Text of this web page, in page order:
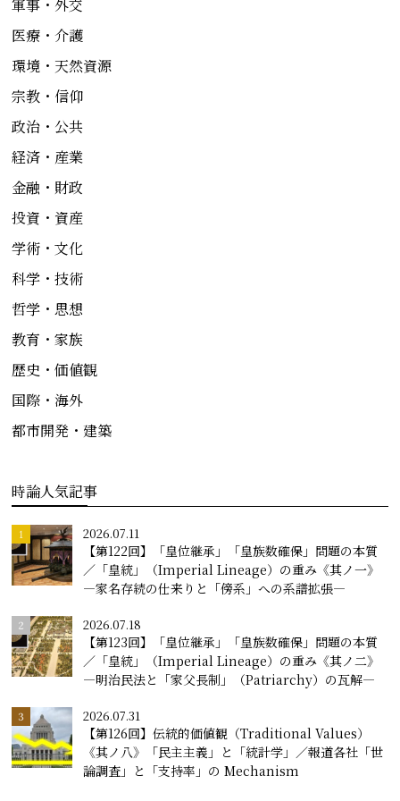
軍事・外交
医療・介護
環境・天然資源
宗教・信仰
政治・公共
経済・産業
金融・財政
投資・資産
学術・文化
科学・技術
哲学・思想
教育・家族
歴史・価値観
国際・海外
都市開発・建築
時論人気記事
2026.07.11
【第122回】「皇位継承」「皇族数確保」問題の本質
／「皇統」（Imperial Lineage）の重み《其ノ一》
―家名存続の仕来りと「傍系」への系譜拡張―
2026.07.18
【第123回】「皇位継承」「皇族数確保」問題の本質
／「皇統」（Imperial Lineage）の重み《其ノ二》
―明治民法と「家父長制」（Patriarchy）の瓦解―
2026.07.31
【第126回】伝統的価値観（Traditional Values）
《其ノ八》「民主主義」と「統計学」／報道各社「世
論調査」と「支持率」の Mechanism